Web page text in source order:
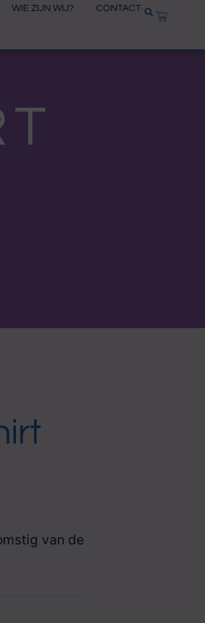
WIE ZIJN WIJ? CONTACT
van de